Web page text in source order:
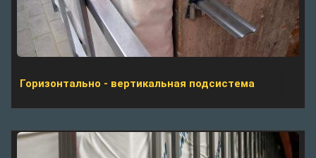
Горизонтально - вертикальная подсистема